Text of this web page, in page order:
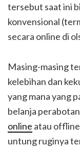
tersebut saat ini
konvensional
secara online di
Masing-masing
kelebihan dan
yang mana yang
belanja
online atau
untung ruginya